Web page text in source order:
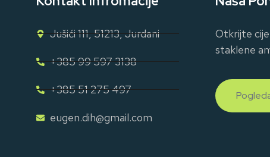
Jušići 111, 51213, Jurdani
+385 99 597 3138
+385 51 275 497
eugen.dih@gmail.com
Otkrijte
staklene